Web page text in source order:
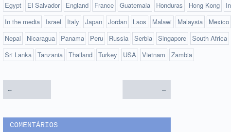
Egypt
El Salvador England France Guatemala Honduras Hong Kong
In the media
Israel Italy Japan Jordan Laos Malawi Malaysia Mexico
Nepal
Nicaragua Panama Peru Russia Serbia Singapore South Africa
Sri Lanka
Tanzania Thailand Turkey USA Vietnam Zambia
← →
COMENTÁRIOS